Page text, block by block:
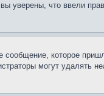
уверены, что ввели
которое
могут удалять